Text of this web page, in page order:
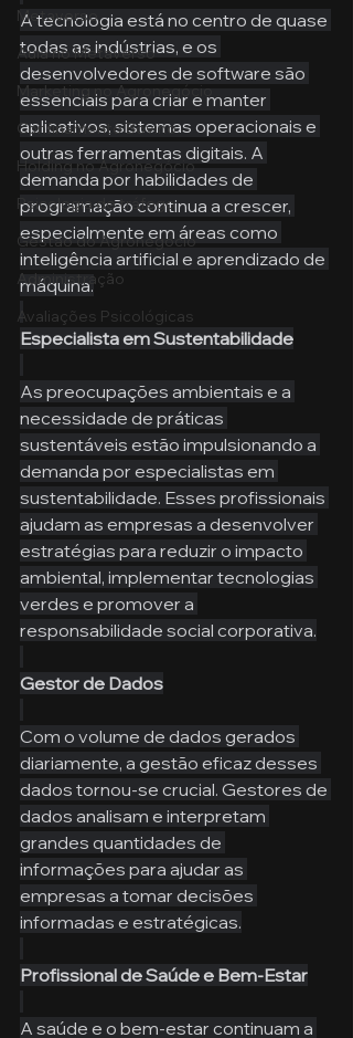
Metaverso
Aula no Metaverso
Marketing no Agronegócio
Confinamento Bovino
Holding no Agronegócio
Psicologia de tráfego
Gestão do Agronegócio
Administração
Avaliações Psicológicas
A tecnologia está no centro de quase
todas as indústrias, e os
desenvolvedores de software são
essenciais para criar e manter
aplicativos, sistemas operacionais e
outras ferramentas digitais. A
demanda por habilidades de
programação continua a crescer,
especialmente em áreas como
inteligência artificial e aprendizado de
máquina.
Especialista em Sustentabilidade
As preocupações ambientais e a
necessidade de práticas
sustentáveis estão impulsionando a
demanda por especialistas em
sustentabilidade. Esses profissionais
ajudam as empresas a desenvolver
estratégias para reduzir o impacto
ambiental, implementar tecnologias
verdes e promover a
responsabilidade social corporativa.
Gestor de Dados
Com o volume de dados gerados
diariamente, a gestão eficaz desses
dados tornou-se crucial. Gestores de
dados analisam e interpretam
grandes quantidades de
informações para ajudar as
empresas a tomar decisões
informadas e estratégicas.
Profissional de Saúde e Bem-Estar
A saúde e o bem-estar continuam a